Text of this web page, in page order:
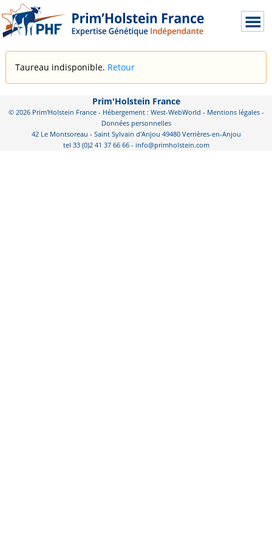
Taureau indisponible. Retour
Prim'Holstein France
© 2026 Prim'Holstein France - Hébergement : West-WebWorld - Mentions légales-
Données personnelles
42 Le Montsoreau - Saint Sylvain d'Anjou 49480 Verrières-en-Anjou
tel 33 (0)2 41 37 66 66 - info@primholstein.com